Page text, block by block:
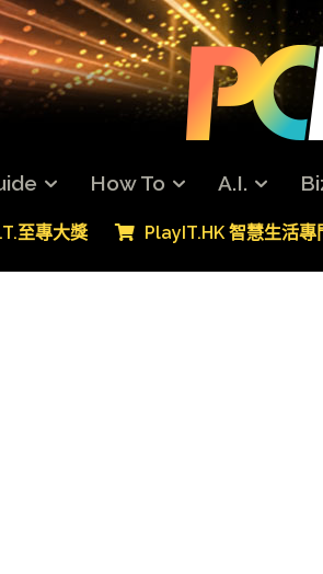
How To A.I.
至專大獎 PlayIT.HK 智慧生活專